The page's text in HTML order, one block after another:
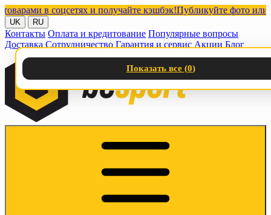
в соцсетях и получайте кэшбэк!Публикуйте фото или
UK RU
Контакты Оплата и кредитование Популярные вопросы
Доставка Сотрудничество Гарантия и сервис Акции Блог
Показать все (0)